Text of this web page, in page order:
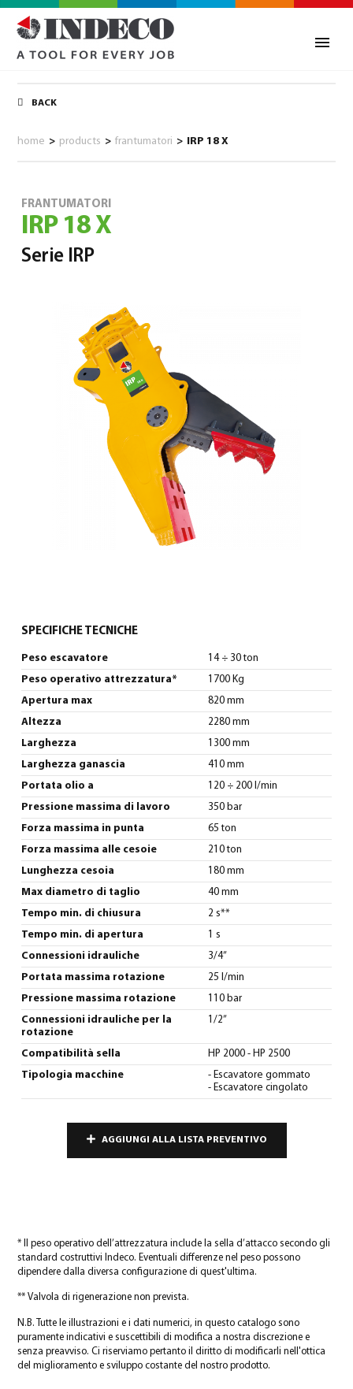
0
BACK
home > products > frantumatori > IRP 18 X
FRANTUMATORI
IRP 18 X
Serie IRP
SPECIFICHE TECNICHE
Peso escavatore 14 ÷ 30 ton
Peso operativo attrezzatura* 1700 Kg
Apertura max 820 mm
Altezza 2280 mm
Larghezza 1300 mm
Larghezza ganascia 410 mm
Portata olio a 120 ÷ 200 l/min
Pressione massima di lavoro 350 bar
Forza massima in punta 65 ton
Forza massima alle cesoie 210 ton
Lunghezza cesoia 180 mm
Max diametro di taglio 40 mm
Tempo min. di chiusura 2 s**
Tempo min. di apertura 1 s
Connessioni idrauliche 3/4”
Portata massima rotazione 25 l/min
Pressione massima rotazione 110 bar
Connessioni idrauliche per la
rotazione
1/2”
Compatibilità sella HP 2000 - HP 2500
Tipologia macchine
- Escavatore gommato
- Escavatore cingolato
AGGIUNGI ALLA LISTA PREVENTIVO
* Il peso operativo dell’attrezzatura include la sella d’attacco secondo gli
standard costruttivi Indeco. Eventuali differenze nel peso possono
dipendere dalla diversa configurazione di quest'ultima.
** Valvola di rigenerazione non prevista.
N.B. Tutte le illustrazioni e i dati numerici, in questo catalogo sono
puramente indicativi e suscettibili di modifica a nostra discrezione e
senza preavviso. Ci riserviamo pertanto il diritto di modificarli nell'ottica
del miglioramento e sviluppo costante del nostro prodotto.